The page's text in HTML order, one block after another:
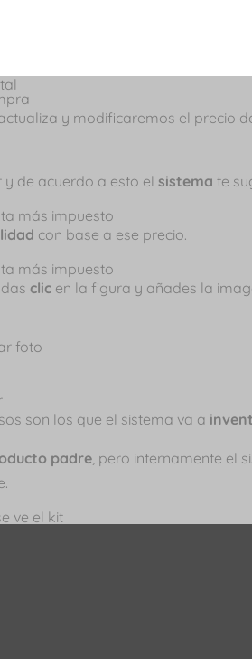
y modificaremos el precio
de acuerdo a esto el sistema te
con base a ese precio.
clic en la figura y añades la
son los que el sistema va a
padre, pero internamente el